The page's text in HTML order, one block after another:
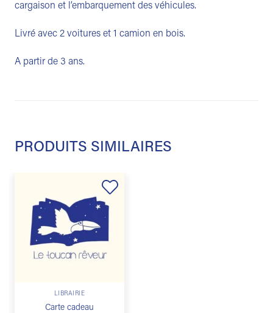
cargaison et l’embarquement des véhicules.
Livré avec 2 voitures et 1 camion en bois.
A partir de 3 ans.
PRODUITS SIMILAIRES
Ajouter
à la
souhaits
LIBRAIRIE
Carte cadeau